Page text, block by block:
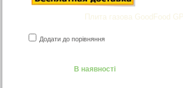
Плита газова GoodFood
Додати до порівняння
В наявності